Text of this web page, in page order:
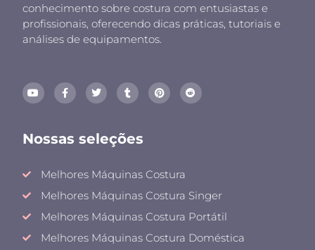
conhecimento sobre costura com entusiastas e
profissionais, oferecendo dicas práticas, tutoriais e
análises de equipamentos.
Nossas seleções
Melhores Máquinas Costura
Melhores Máquinas Costura Singer
Melhores Máquinas Costura Portátil
Melhores Máquinas Costura Doméstica